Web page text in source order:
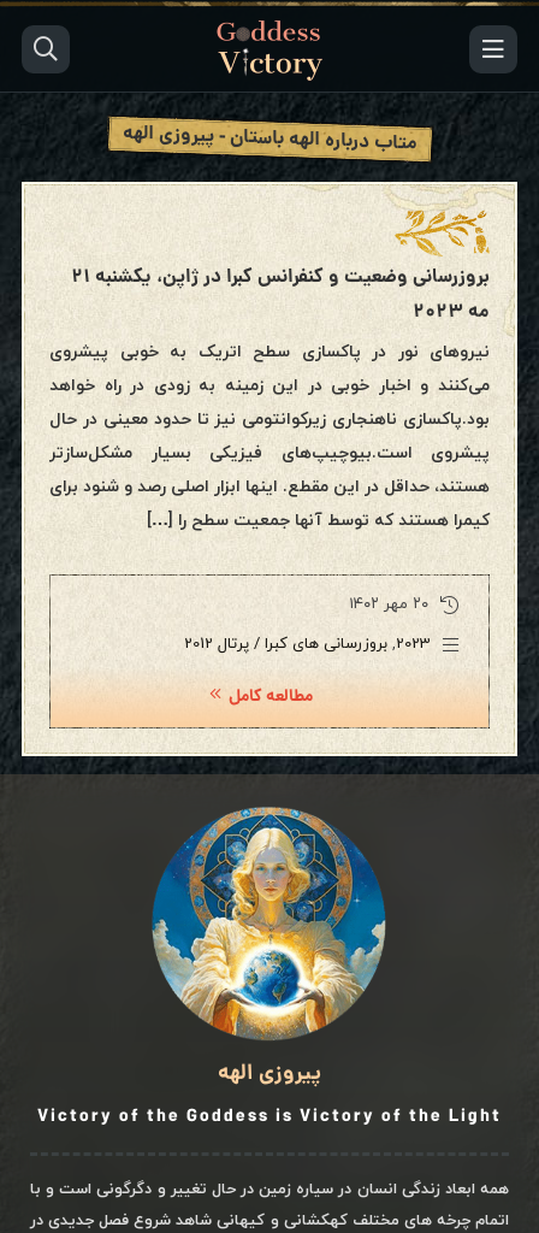
متاب درباره الهه باستان - پیروزی الهه
بروزرسانی وضعیت و کنفرانس کبرا در ژاپن، یکشنبه ۲۱
مه ۲۰۲۳
نیروهای نور در پاکسازی سطح اتریک به خوبی پیشروی
می‌کنند و اخبار خوبی در این زمینه به زودی در راه خواهد
بود.پاکسازی ناهنجاری زیرکوانتومی نیز تا حدود معینی در حال
پیشروی است.بیوچیپ‌های فیزیکی بسیار مشکل‌سازتر
هستند، حداقل در این مقطع. اینها ابزار اصلی رصد و شنود برای
کیمرا هستند که توسط آنها جمعیت سطح را […]
۲۰ مهر ۱۴۰۲
2023
, بروزرسانی های کبرا / پرتال 2012
مطالعه کامل
پیروزی الهه
Victory of the Goddess is Victory of the Light
همه ابعاد زندگی انسان در سیاره زمین در حال تغییر و دگرگونی است و با
اتمام چرخه های مختلف کهکشانی و کیهانی شاهد شروع فصل جدیدی در